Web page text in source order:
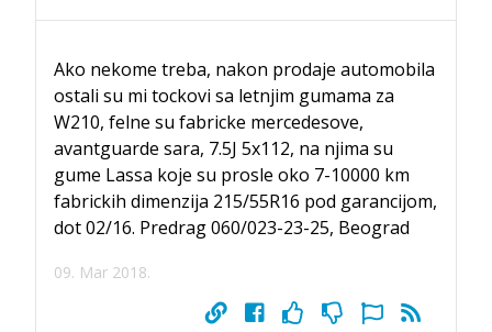
Ako nekome treba, nakon prodaje automobila
ostali su mi tockovi sa letnjim gumama za
W210, felne su fabricke mercedesove,
avantguarde sara, 7.5J 5x112, na njima su
gume Lassa koje su prosle oko 7-10000 km
fabrickih dimenzija 215/55R16 pod garancijom,
dot 02/16. Predrag 060/023-23-25, Beograd
09. Mar 2018.